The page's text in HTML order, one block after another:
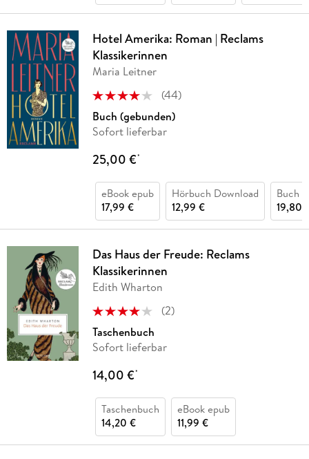
Hotel Amerika: Roman | Reclams
Klassikerinnen
Maria Leitner
(44)
Buch (gebunden)
Sofort lieferbar
25,00 €*
eBook epub
17,99 €
Hörbuch Download
12,99 €
Buch
19,80
Das Haus der Freude: Reclams
Klassikerinnen
Edith Wharton
(2)
Taschenbuch
Sofort lieferbar
14,00 €*
Taschenbuch
14,20 €
eBook epub
11,99 €